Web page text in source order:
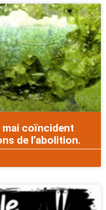
mai coïncident
de l’abolition.